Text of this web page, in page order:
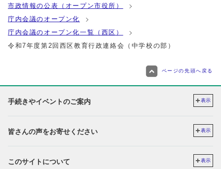
市政情報の公表（オープン市役所）
庁内会議のオープン化
庁内会議のオープン化一覧（西区）
令和7年度第2回西区教育行政連絡会（中学校の部）
ページの先頭へ戻る
手続きやイベントのご案内 表示
皆さんの声をお寄せください 表示
このサイトについて 表示